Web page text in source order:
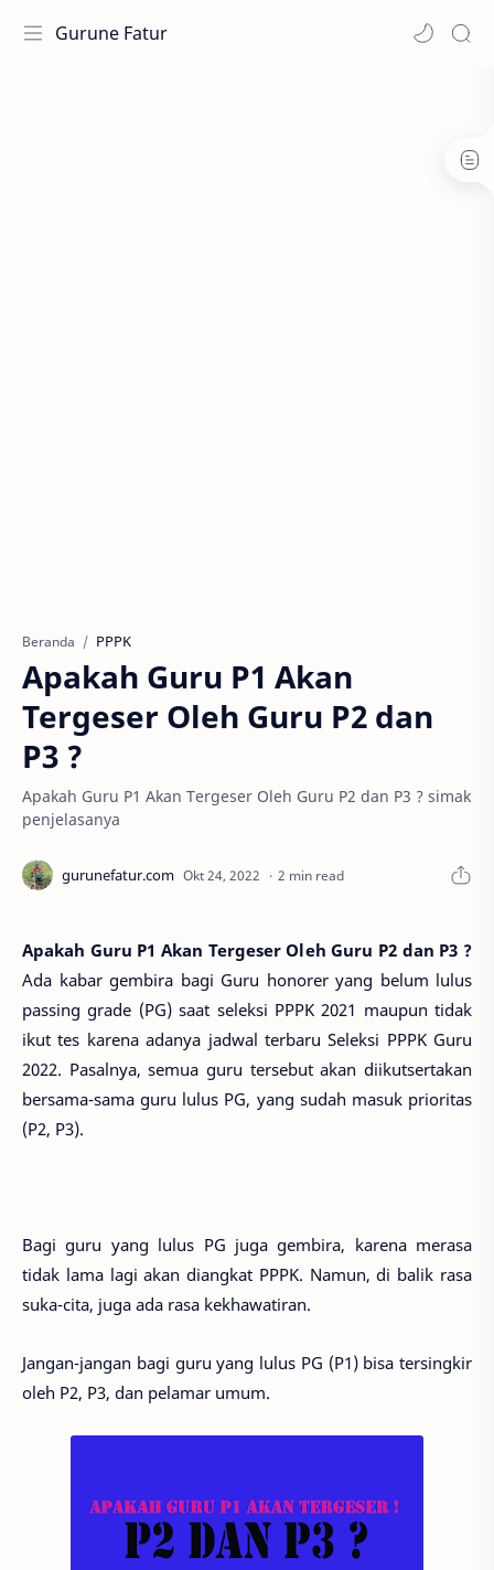
Gurune Fatur
Beranda PPPK
Apakah Guru P1 Akan
Tergeser Oleh Guru P2 dan
P3 ?
Apakah Guru P1 Akan Tergeser Oleh Guru P2 dan P3 ? simak
penjelasanya
2 min read
Apakah Guru P1 Akan Tergeser Oleh Guru P2 dan P3 ?
Ada kabar gembira bagi Guru honorer yang belum lulus
passing grade (PG) saat seleksi PPPK 2021 maupun tidak
ikut tes karena adanya jadwal terbaru Seleksi PPPK Guru
2022. Pasalnya, semua guru tersebut akan diikutsertakan
bersama-sama guru lulus PG, yang sudah masuk prioritas
(P2, P3).
Bagi guru yang lulus PG juga gembira, karena merasa
tidak lama lagi akan diangkat PPPK. Namun, di balik rasa
suka-cita, juga ada rasa kekhawatiran.
Jangan-jangan bagi guru yang lulus PG (P1) bisa tersingkir
oleh P2, P3, dan pelamar umum.